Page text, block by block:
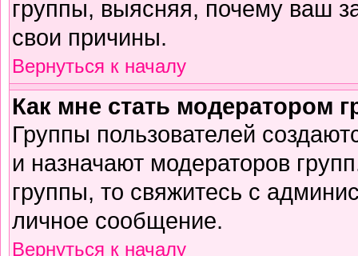
группы, выясняя, почему ваш
свои причины.
Вернуться к началу
Как мне стать модератором
Группы пользователей
и назначают модераторов
группы, то свяжитесь с
личное сообщение.
Вернуться к началу